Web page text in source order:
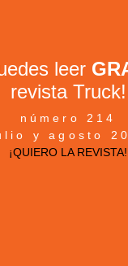
leer
revista Truck!
número 214
y agosto
¡QUIERO LA REVISTA!